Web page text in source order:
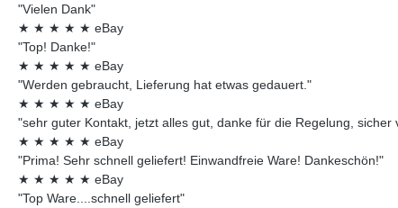
"Vielen Dank"
★ ★ ★ ★ ★ eBay
"Top! Danke!"
★ ★ ★ ★ ★ eBay
"Werden gebraucht, Lieferung hat etwas gedauert."
★ ★ ★ ★ ★ eBay
"sehr guter Kontakt, jetzt alles gut, danke für die Regelung, sicher
★ ★ ★ ★ ★ eBay
"Prima! Sehr schnell geliefert! Einwandfreie Ware! Dankeschön!"
★ ★ ★ ★ ★ eBay
"Top Ware....schnell geliefert"